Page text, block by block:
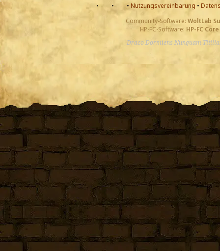
•
• • Nutzungsvereinbarung •
Community-Software: WoltLab
HP-FC-Software: HP-FC Core
Draco Dormiens Nunquam